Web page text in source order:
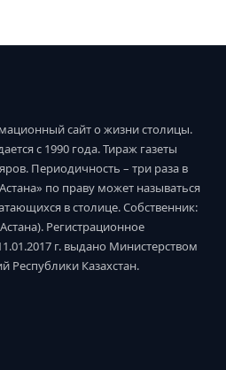
сайт о жизни столицы.
с 1990 года. Тираж газеты
Периодичность – три раза в
по праву может называться
в столице. Собственник:
Регистрационное
г. выдано Министерством
Казахстан.